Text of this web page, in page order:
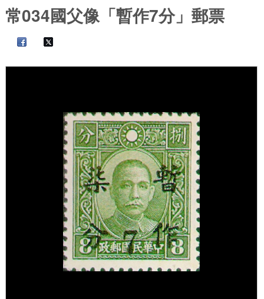
常034國父像「暫作7分」郵票